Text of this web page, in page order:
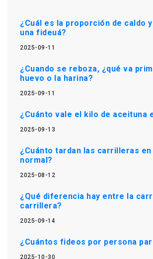
¿Cuál es la proporción de caldo
una fideuá?
2025-09-11
¿Cuando se reboza, ¿qué va
huevo o la harina?
2025-09-11
¿Cuánto vale el kilo de aceituna
2025-09-13
¿Cuánto tardan las carrilleras
normal?
2025-08-12
¿Qué diferencia hay entre la
carrillera?
2025-09-14
¿Cuántos fideos por persona
2025-10-30